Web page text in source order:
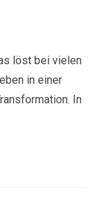
löst bei vielen
in einer
In